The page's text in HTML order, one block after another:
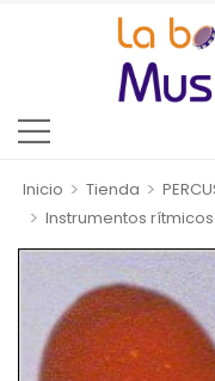
Inicio > Tienda >
> Instrumentos rítmicos